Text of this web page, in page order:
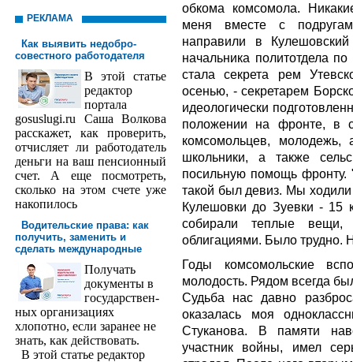
РЕКЛАМА
Как выявить недобро­
совестного работодателя
В этой статье
редактор
порта­ла
gosuslugi.ru Саша Волкова
расскажет, как проверить,
отчисляет ли работодатель
деньги на ваш пенсионный
счет. А еще посмотреть,
сколько на этом счете уже
накопилось
Водительские права: как
получить, заменить и
сделать международ­ные
Получать
доку­менты в
государствен­
ных организациях
хлопотно, если заранее не
знать, как действовать.
В этой статье редактор
обкома комсомола.
меня вместе с
направили в
начальника политотдела
стала секрета
рем
осенью, - секретарем
идеологически
положении на фронте, в
комсомольцев,
школьники, а также
посильную помощь
такой был девиз. Мы
Кулешовки до Зуевки - 15
собирали теплые вещи,
облигациями. Было трудно.
Годы комсомольские
молодость. Рядом всегда
Судьба нас давно
оказалась моя
Стуканова. В памяти
участник войны, имел